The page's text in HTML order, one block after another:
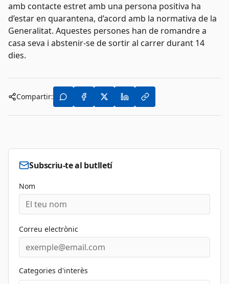
amb contacte estret amb una persona positiva ha
d’estar en quarantena, d’acord amb la normativa de la
Generalitat. Aquestes persones han de romandre a
casa seva i abstenir-se de sortir al carrer durant 14
dies.
Compartir:
Subscriu-te al butlletí
Nom
Correu electrònic
Categories d'interès